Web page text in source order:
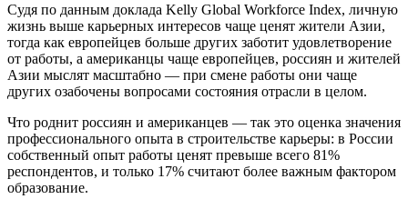
Судя по данным доклада Kelly Global Workforce Index, личную
жизнь выше карьерных интересов чаще ценят жители Азии,
тогда как европейцев больше других заботит удовлетворение
от работы, а американцы чаще европейцев, россиян и жителей
Азии мыслят масштабно — при смене работы они чаще
других озабочены вопросами состояния отрасли в целом.
Что роднит россиян и американцев — так это оценка значения
профессионального опыта в строительстве карьеры: в России
собственный опыт работы ценят превыше всего 81%
респондентов, и только 17% считают более важным фактором
образование.